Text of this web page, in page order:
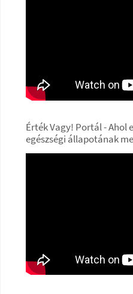
Érték Vagy! Portál - Ahol
egészségi állapotának